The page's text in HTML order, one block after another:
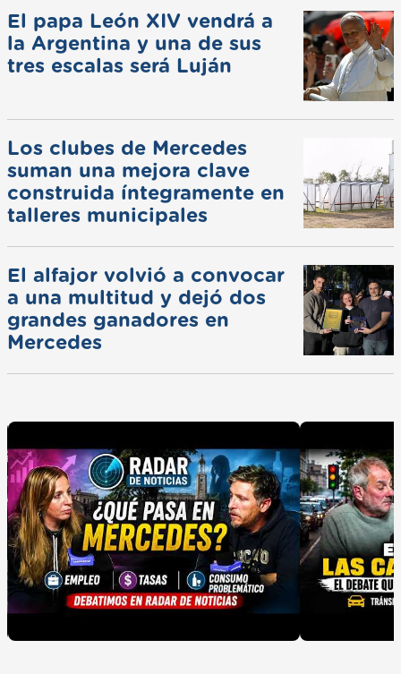
El papa León XIV vendrá a
la Argentina y una de sus
tres escalas será Luján
Los clubes de Mercedes
suman una mejora clave
construida íntegramente en
talleres municipales
El alfajor volvió a convocar
a una multitud y dejó dos
grandes ganadores en
Mercedes